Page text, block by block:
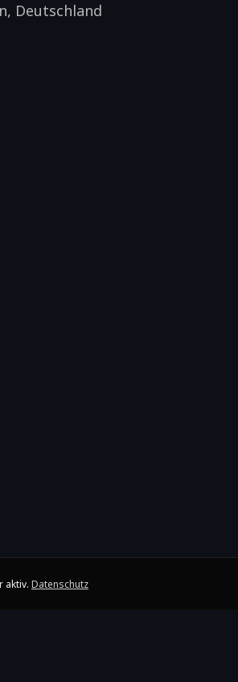
, Deutschland
aktiv. Datenschutz